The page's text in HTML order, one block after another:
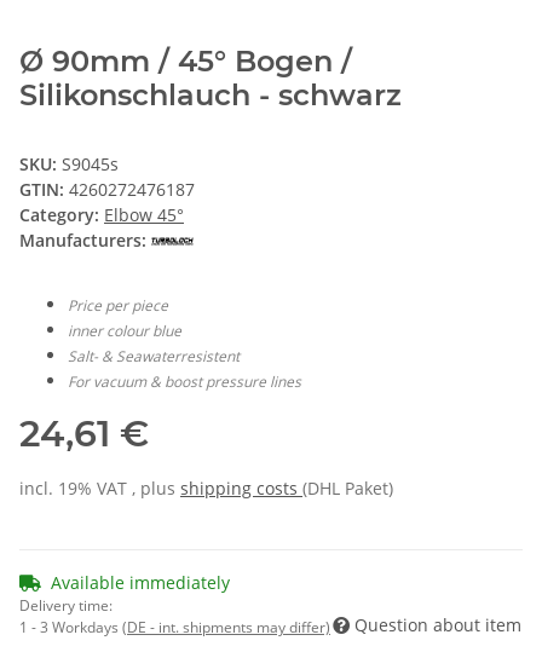
Ø 90mm / 45° Bogen /
Silikonschlauch - schwarz
SKU: S9045s
GTIN: 4260272476187
Category: Elbow 45°
Manufacturers:
Price per piece
inner colour blue
Salt- & Seawaterresistent
For vacuum & boost pressure lines
24,61 €
incl. 19% VAT , plus shipping costs (DHL Paket)
Available immediately
Delivery time:
1 - 3 Workdays (DE - int. shipments may differ) Question about item